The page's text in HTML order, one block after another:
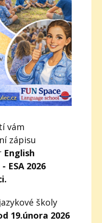
vám
zápisu
English
ESA 2026
školy
19.února 2026